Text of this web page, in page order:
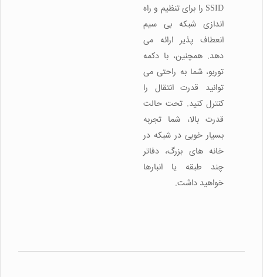
SSID را برای تنظیم و راه
اندازی شبکه بی سیم
انعطاف پذیر ارائه می
دهد. همچنین، با دکمه
توربو، شما به راحتی می
توانید قدرت انتقال را
کنترل کنید. تحت حالت
قدرت بالا، شما تجربه
بسیار خوبی در شبکه در
خانه های بزرگ، دفاتر
چند طبقه یا انبارها
خواهید داشت.